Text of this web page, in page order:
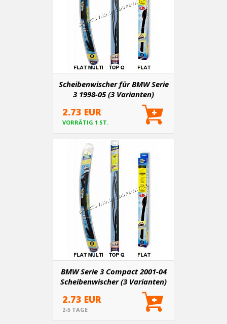
Scheibenwischer für BMW Serie
3 1998-05 (3 Varianten)
2.73 EUR
VORRÄTIG 1 ST.
BMW Serie 3 Compact 2001-04
Scheibenwischer (3 Varianten)
2.73 EUR
2-5 TAGE